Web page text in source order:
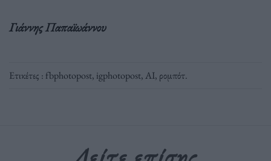
Γιάννης Παπαϊωάννου
Ετικέτες : fbphotopost, igphotopost,ΑΙ, ρομπότ.